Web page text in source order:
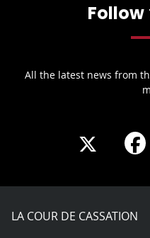
Follow
All the latest news from
Share
X
LA COUR DE CASSATION